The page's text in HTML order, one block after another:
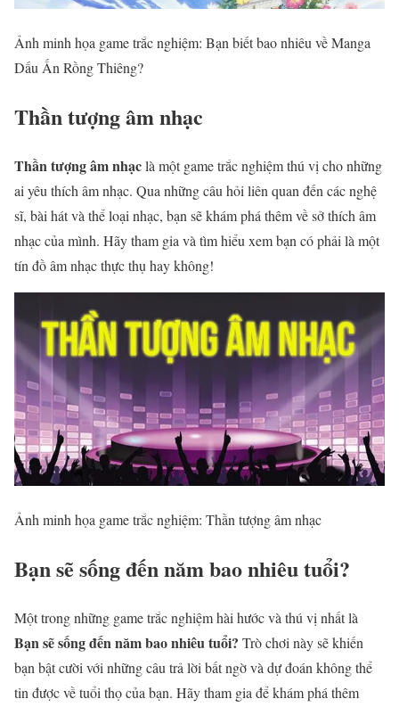
Ảnh minh họa game trắc nghiệm: Bạn biết bao nhiêu về Manga
Dấu Ấn Rồng Thiêng?
Thần tượng âm nhạc
Thần tượng âm nhạclà một game trắc nghiệm thú vị cho những
ai yêu thích âm nhạc. Qua những câu hỏi liên quan đến các nghệ
sĩ, bài hát và thể loại nhạc, bạn sẽ khám phá thêm về sở thích âm
nhạc của mình. Hãy tham gia và tìm hiểu xem bạn có phải là một
tín đồ âm nhạc thực thụ hay không!
Ảnh minh họa game trắc nghiệm: Thần tượng âm nhạc
Bạn sẽ sống đến năm bao nhiêu tuổi?
Một trong những game trắc nghiệm hài hước và thú vị nhất là
Bạn sẽ sống đến năm bao nhiêu tuổi? Trò chơi này sẽ khiến
bạn bật cười với những câu trả lời bất ngờ và dự đoán không thể
tin được về tuổi thọ của bạn. Hãy tham gia để khám phá thêm